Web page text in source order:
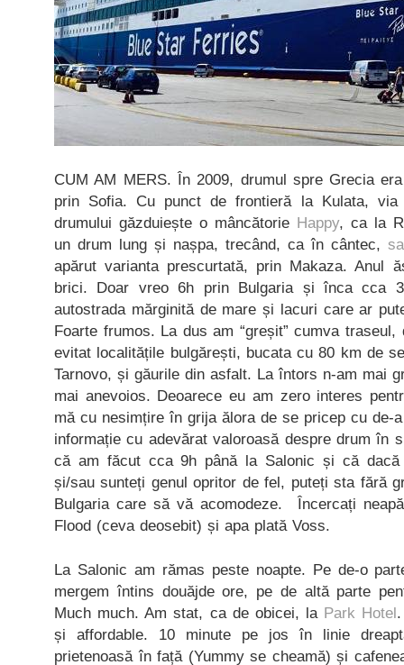
CUM AM MERS. În 2009, drumul spre Grecia
prin Sofia. Cu punct de frontieră la Kulata, via
drumului găzduiește o mâncătorie Happy, ca la
un drum lung și nașpa, trecând, ca în cântec,
apărut varianta prescurtată, prin Makaza. Anul
brici. Doar vreo 6h prin Bulgaria și înca cca
autostrada mărginită de mare și lacuri care ar
Foarte frumos. La dus am “greșit” cumva
evitat localitățile bulgărești, bucata cu 80 km de
Tarnovo, și găurile din asfalt. La întors n-am mai
mai anevoios. Deoarece eu am zero interes
mă cu nesimțire în grija ălora de se pricep cu de-
informație cu adevărat valoroasă despre drum în
că am făcut cca 9h până la Salonic și că
și/sau sunteți genul opritor de fel, puteți sta fără
Bulgaria care să vă acomodeze. Încercați
Flood (ceva deosebit) și apa plată Voss.
La Salonic am rămas peste noapte. Pe de-o
mergem întins douăjde ore, pe de altă parte
Much much. Am stat, ca de obicei, la Park Hotel
și affordable. 10 minute pe jos în linie
prietenoasă în față (Yummy se cheamă) și